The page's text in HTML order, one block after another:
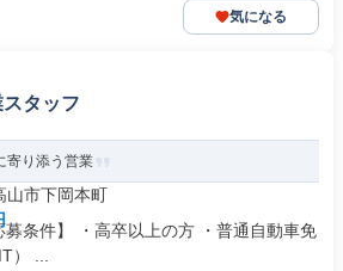
気になる
タッフ
寄り添う営業
山市下岡本町
条件】 ・高卒以上の方 ・普通自動車免
） ...